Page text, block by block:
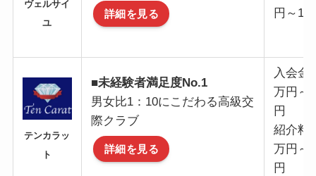
ヴェルサイ
ユ
詳細を見る
円～13
テンカラッ
ト
■未経験者満足度No.1
男女比1：10にこだわる高級交
際クラブ
詳細を見る
入会金
万円～
円
紹介料
万円～
円